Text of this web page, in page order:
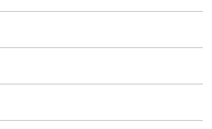
くれます。
りやすい
で、仮に倒せなかったとしてKB
た再度前進したところににゃ